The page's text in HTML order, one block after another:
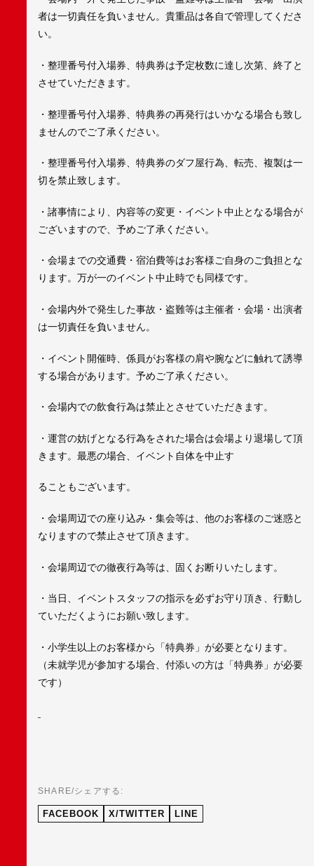
者は一切責任を負いません。貴重品は各自で管理してくださ
い。
・整理番号付入場券、特典券は予定枚数に達し次第、終了と
させていただきます。
・整理番号付入場券、特典券の再発行はいかなる場合も致し
ませんのでご了承ください。
・整理番号付入場券、特典券のダフ屋行為、転売、複製は一
切を禁止致します。
・諸事情により、内容等の変更・イベント中止となる場合が
ございますので、予めご了承ください。
・会場までの交通費・宿泊費等はお客様ご自身のご負担とな
ります。万が一のイベント中止時でも同様です。
・会場内外で発生した事故・盗難等は主催者・会場・出演者
は一切責任を負いません。
・イベント開催時、係員がお客様の肩や腕などに触れて誘導
する場合があります。予めご了承ください。
・会場内での飲食行為は禁止とさせていただきます。
・運営の妨げとなる行為をされた場合は会場より退場して頂
きます。最悪の場合、イベント自体を中止す
ることもございます。
・会場周辺での座り込み・集会等は、他のお客様のご迷惑と
なりますので禁止させて頂きます。
・会場周辺での徹夜行為等は、固くお断りいたします。
・当日、イベントスタッフの指示を必ずお守り頂き、行動し
ていただくようにお願い致します。
・小学生以上のお客様から「特典券」が必要となります。
（未就学児が参加する場合、付添いの方は「特典券」が必要
です）
SHARE/シェアする:
FACEBOOK X/TWITTER LINE